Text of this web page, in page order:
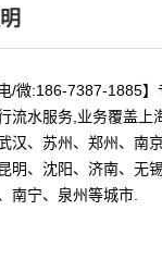
/微:186-7387-1885
流水服务,业务覆盖上
汉、苏州、郑州、南
明、沈阳、济南、无
南宁、泉州等城市.